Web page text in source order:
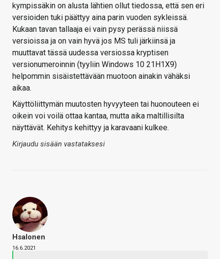
kympissäkin on alusta lähtien ollut tiedossa, että sen eri
versioiden tuki päättyy aina parin vuoden sykleissä.
Kukaan tavan tallaaja ei vain pysy perässä niissä
versioissa ja on vain hyvä jos MS tuli järkiinsä ja
muuttavat tässä uudessa versiossa kryptisen
versionumeroinnin (tyyliin Windows 10 21H1X9)
helpommin sisäistettävään muotoon ainakin vähäksi
aikaa.
Käyttöliittymän muutosten hyvyyteen tai huonouteen ei
oikein voi voilä ottaa kantaa, mutta aika maltillisilta
näyttävät. Kehitys kehittyy ja karavaani kulkee.
Kirjaudu sisään vastataksesi
Hsalonen
16.6.2021